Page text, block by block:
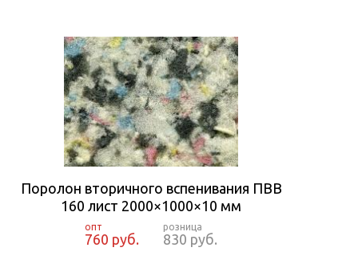
Поролон вторичного вспенивания ПВВ
160 лист 2000×1000×10 мм
760 руб. 830 руб.